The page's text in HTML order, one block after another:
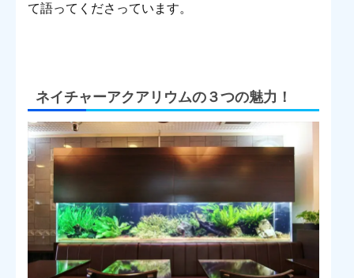
て語ってくださっています。
ネイチャーアクアリウムの３つの魅力！